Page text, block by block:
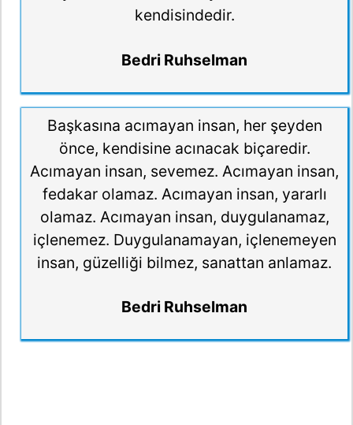
kendisindedir.
Bedri Ruhselman
Başkasına acımayan insan, her şeyden
önce, kendisine acınacak biçaredir.
Acımayan insan, sevemez. Acımayan insan,
fedakar olamaz. Acımayan insan, yararlı
olamaz. Acımayan insan, duygulanamaz,
içlenemez. Duygulanamayan, içlenemeyen
insan, güzelliği bilmez, sanattan anlamaz.
Bedri Ruhselman